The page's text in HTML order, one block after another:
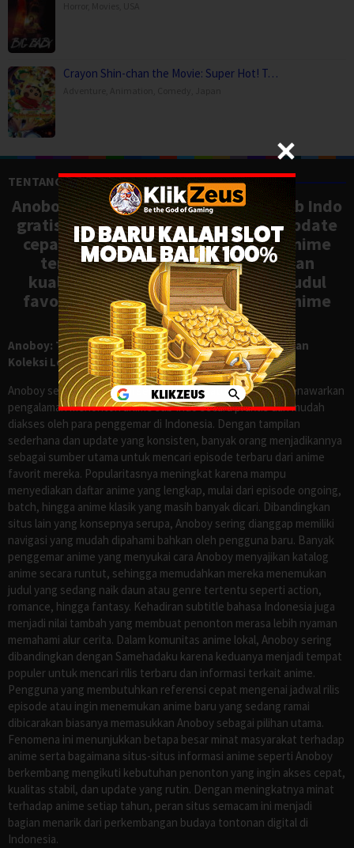
Crayon Shin-chan the Movie: Super Hot! T…
TENTANG ANOBOY
Anoboy adalah situs nonton anime sub Indo
gratis dengan koleksi lengkap dan update
cepat, mirip Samehadaku. Tonton anime
terbaru, ongoing, dan batch dengan
kualitas HD tanpa ribet. Temukan judul
favoritmu dan nikmati streaming anime
terbaik kapan saja.
Anoboy: Tempat Nonton Anime Sub Indo Gratis dengan
Koleksi Lengkap seperti Samehadaku
Anoboy sejak lama dikenal sebagai salah satu situs yang menawarkan
pengalaman menonton anime sub Indo secara praktis dan mudah
diakses oleh para penggemar di Indonesia. Dengan tampilan
sederhana dan update yang konsisten, banyak orang menjadikannya
sebagai sumber utama untuk mencari episode terbaru dari anime
favorit mereka. Popularitasnya meningkat karena mampu
menyediakan daftar anime yang lengkap, mulai dari episode ongoing,
batch, hingga anime klasik yang masih banyak dicari. Dibandingkan
situs lain yang konsepnya serupa, Anoboy sering dianggap memiliki
navigasi yang mudah dipahami bahkan oleh pengguna baru. Banyak
penggemar anime yang menyukai cara Anoboy menyajikan katalog
anime secara runtut, sehingga memudahkan mereka menemukan
judul yang sedang naik daun atau genre tertentu seperti action,
romance, hingga fantasy. Kehadiran subtitle bahasa Indonesia juga
menjadi nilai tambah yang membuat penonton merasa lebih nyaman
memahami alur cerita. Dalam komunitas anime lokal, Anoboy sering
dibandingkan dengan Samehadaku karena keduanya menjadi tempat
populer untuk mencari rilis terbaru dan informasi terkait anime.
Pengguna yang membutuhkan referensi cepat mengenai jadwal rilis
episode atau ingin menemukan anime baru yang sedang ramai
dibicarakan biasanya memasukkan Anoboy sebagai pilihan utama.
Fenomena ini menunjukkan betapa besar minat masyarakat terhadap
anime serta bagaimana situs-situs informasi anime seperti Anoboy
berkembang mengikuti kebutuhan penonton yang ingin akses cepat,
kualitas stabil, dan update yang rutin. Dengan meningkatnya minat
terhadap anime setiap tahun, peran situs semacam ini menjadi
bagian menarik dari perkembangan budaya tontonan digital di
Indonesia.